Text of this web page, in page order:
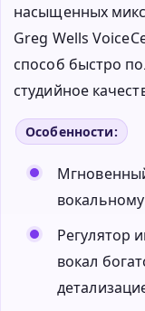
насыщенных
Greg Wells
способ быстро
студийное
Особенности:
Регулятор
вокал